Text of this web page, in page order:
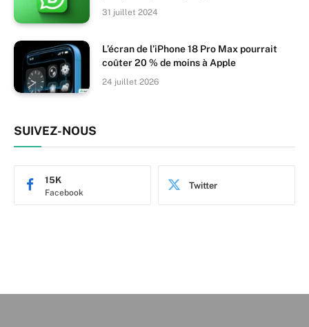
31 juillet 2024
L’écran de l’iPhone 18 Pro Max pourrait
coûter 20 % de moins à Apple
24 juillet 2026
SUIVEZ-NOUS
Facebook
15K Twitter